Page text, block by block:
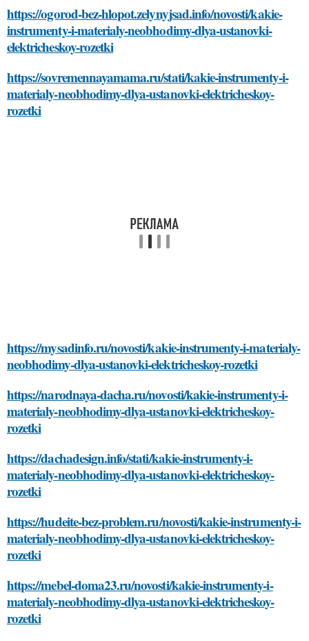
https://ogorod-bez-hlopot.zelynyjsad.info/novosti/kakie-
instrumenty-i-materialy-neobhodimy-dlya-ustanovki-
elektricheskoy-rozetki
https://sovremennayamama.ru/stati/kakie-instrumenty-i-
materialy-neobhodimy-dlya-ustanovki-elektricheskoy-
rozetki
https://mysadinfo.ru/novosti/kakie-instrumenty-i-materialy-
neobhodimy-dlya-ustanovki-elektricheskoy-rozetki
https://narodnaya-dacha.ru/novosti/kakie-instrumenty-i-
materialy-neobhodimy-dlya-ustanovki-elektricheskoy-
rozetki
https://dachadesign.info/stati/kakie-instrumenty-i-
materialy-neobhodimy-dlya-ustanovki-elektricheskoy-
rozetki
https://hudeite-bez-problem.ru/novosti/kakie-instrumenty-i-
materialy-neobhodimy-dlya-ustanovki-elektricheskoy-
rozetki
https://mebel-doma23.ru/novosti/kakie-instrumenty-i-
materialy-neobhodimy-dlya-ustanovki-elektricheskoy-
rozetki